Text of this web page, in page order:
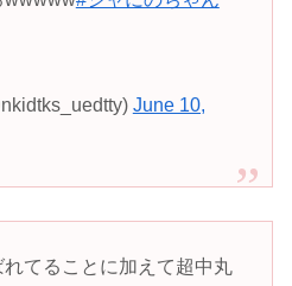
June 10,
てることに加えて超中丸